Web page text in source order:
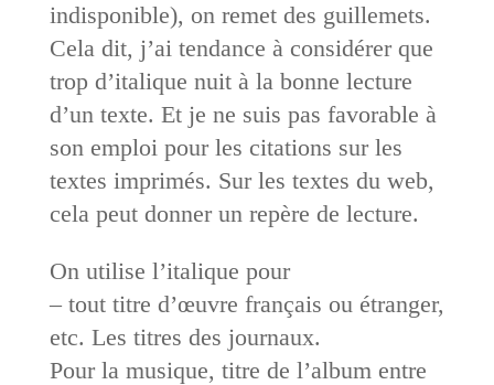
indisponible), on remet des guillemets.
Cela dit, j’ai tendance à considérer que
trop d’italique nuit à la bonne lecture
d’un texte. Et je ne suis pas favorable à
son emploi pour les citations sur les
textes imprimés. Sur les textes du web,
cela peut donner un repère de lecture.
On utilise l’italique pour
– tout titre d’œuvre français ou étranger,
etc. Les titres des journaux.
Pour la musique, titre de l’album entre